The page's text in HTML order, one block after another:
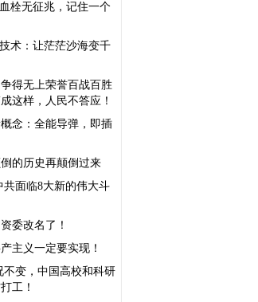
栓无征兆，记住一个
术：让茫茫沙海变千
得无上荣誉百战百胜
这样，人民不答应！
念：全能导弹，即插
的历史再颠倒过来
面临8大新的伟大斗
委改名了！
主义一定要实现！
变，中国高校和科研
工！